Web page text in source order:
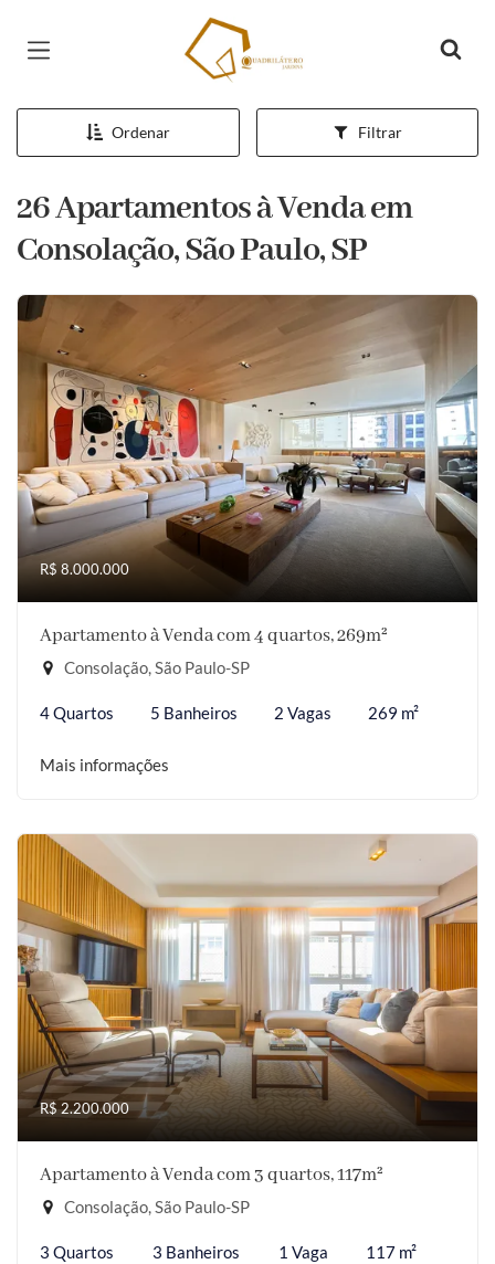
Página inicial
Ordenar Filtrar
26 Apartamentos à Venda em
Consolação, São Paulo, SP
R$ 8.000.000
Apartamento à Venda com 4 quartos, 269m²
Consolação, São Paulo-SP
4 Quartos 5 Banheiros 2 Vagas 269 m²
Mais informações
R$ 2.200.000
Apartamento à Venda com 3 quartos, 117m²
Consolação, São Paulo-SP
3 Quartos 3 Banheiros 1 Vaga 117 m²